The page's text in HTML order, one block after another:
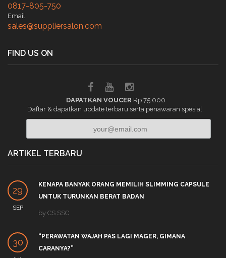
0817-805-750
Email
sales@suppliersalon.com
FIND US ON
DAPATKAN VOUCER Rp 75.000
Daftar & dapatkan update terbaru serta penawaran spesial.
ARTIKEL TERBARU
29
SEP
KENAPA BANYAK ORANG MEMILIH SLIMMING CAPSULE
UNTUK TURUNKAN BERAT BADAN
by CS SSC
30
“PERAWATAN WAJAH PAS LAGI MAGER, GIMANA
CARANYA?”